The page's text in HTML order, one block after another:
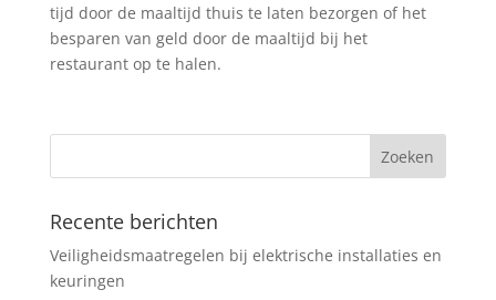
tijd door de maaltijd thuis te laten bezorgen of het
besparen van geld door de maaltijd bij het
restaurant op te halen.
Recente berichten
Veiligheidsmaatregelen bij elektrische installaties en
keuringen